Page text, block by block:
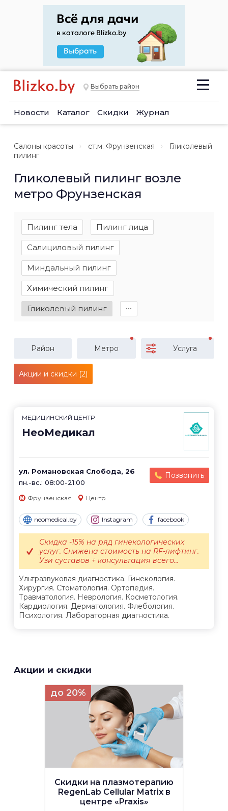
Выбрать район
Новости Каталог Скидки Журнал
Салоны красоты ст.м. Фрунзенская
Гликолевый
пилинг
Гликолевый пилинг возле
метро Фрунзенская
Пилинг тела Пилинг лица
Салициловый пилинг
Миндальный пилинг
Химический пилинг
Гликолевый пилинг ∙∙∙
Район Метро Услуга
Акции и скидки (2)
МЕДИЦИНСКИЙ ЦЕНТР
НеоМедикал
ул. Романовская Слобода, 26
пн.-вс.: 08:00-21:00
Позвонить
Фрунзенская Центр
neomedical.by Instagram facebook
Ультразвуковая диагностика. Гинекология.
Хирургия. Стоматология. Ортопедия.
Травматология. Неврология. Косметология.
Кардиология. Дерматология. Флебология.
Психология. Лабораторная диагностика.
Скидка -15% на ряд гинекологических
услуг. Снижена стоимость на RF-лифтинг.
Узи суставов + консультация всего...
Акции и скидки
до 20%
Скидки на плазмотерапию
RegenLab Cellular Matrix в
центре «Praxis»